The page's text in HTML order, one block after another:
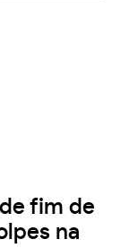
fim de
na